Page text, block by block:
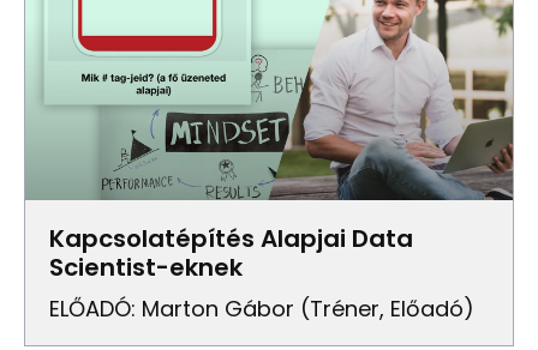
Kapcsolatépítés Alapjai Data
Scientist-eknek
ELŐADÓ: Marton Gábor (Tréner, Előadó)